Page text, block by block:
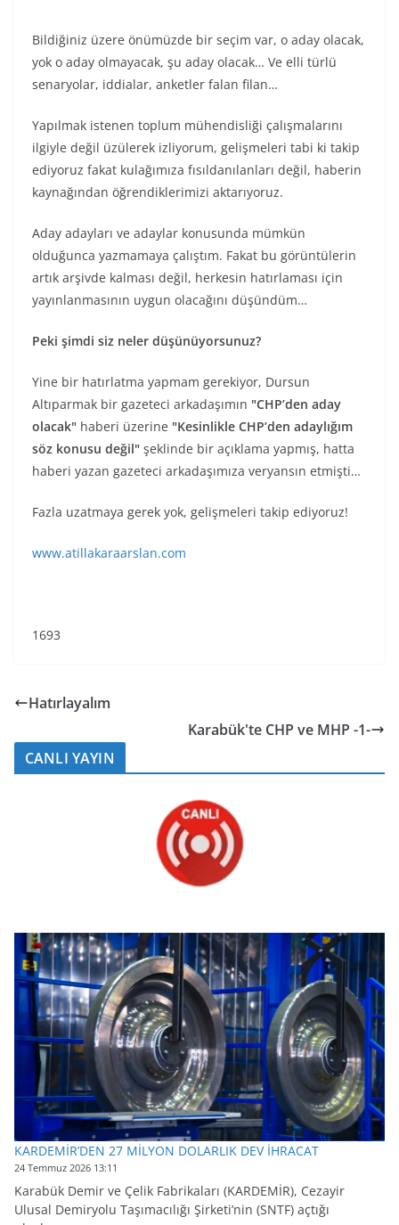
Bildiğiniz üzere önümüzde bir seçim var, o aday olacak,
yok o aday olmayacak, şu aday olacak… Ve elli türlü
senaryolar, iddialar, anketler falan filan…
Yapılmak istenen toplum mühendisliği çalışmalarını
ilgiyle değil üzülerek izliyorum, gelişmeleri tabi ki takip
ediyoruz fakat kulağımıza fısıldanılanları değil, haberin
kaynağından öğrendiklerimizi aktarıyoruz.
Aday adayları ve adaylar konusunda mümkün
olduğunca yazmamaya çalıştım. Fakat bu görüntülerin
artık arşivde kalması değil, herkesin hatırlaması için
yayınlanmasının uygun olacağını düşündüm…
Peki şimdi siz neler düşünüyorsunuz?
Yine bir hatırlatma yapmam gerekiyor, Dursun
Altıparmak bir gazeteci arkadaşımın "CHP’den aday
olacak" haberi üzerine "Kesinlikle CHP’den adaylığım
söz konusu değil" şeklinde bir açıklama yapmış, hatta
haberi yazan gazeteci arkadaşımıza veryansın etmişti…
Fazla uzatmaya gerek yok, gelişmeleri takip ediyoruz!
www.atillakaraarslan.com
1693
Hatırlayalım
Karabük'te CHP ve MHP -1-
CANLI YAYIN
KARDEMİR’DEN 27 MİLYON DOLARLIK DEV İHRACAT
24 Temmuz 2026 13:11
Karabük Demir ve Çelik Fabrikaları (KARDEMİR), Cezayir
Ulusal Demiryolu Taşımacılığı Şirketi’nin (SNTF) açtığı